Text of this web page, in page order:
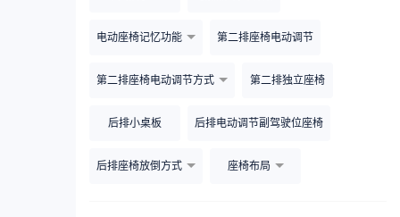
电动座椅记忆功能 第二排座椅电动调节
第二排座椅电动调节方式 第二排独立座椅
后排小桌板 后排电动调节副驾驶位座椅
后排座椅放倒方式 座椅布局